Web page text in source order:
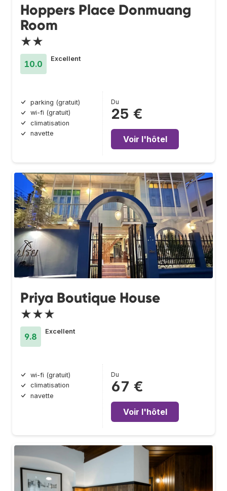
Hoppers Place Donmuang
Room
★★
10.0
Excellent
parking (gratuit)
wi-fi (gratuit)
climatisation
navette
Du
25 €
Voir l'hôtel
Priya Boutique House
★★★
9.8
Excellent
wi-fi (gratuit)
climatisation
navette
Du
67 €
Voir l'hôtel